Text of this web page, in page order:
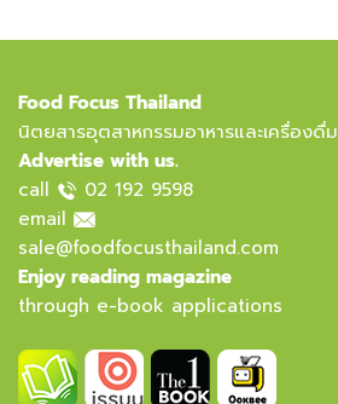
Food Focus Thailand
นิตยสารอุตสาหกรรมอาหารและเครื่องดื่ม
Advertise with us.
call
02 192 9598
email
sale@foodfocusthailand.com
Enjoy reading magazine
through e-book applications